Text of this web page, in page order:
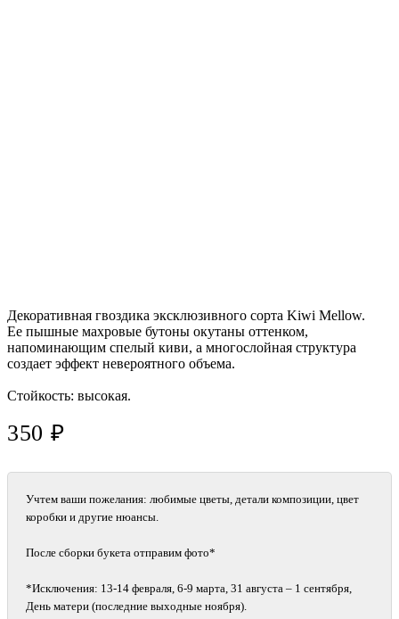
Декоративная гвоздика эксклюзивного сорта Kiwi Mellow.
Ее пышные махровые бутоны окутаны оттенком,
напоминающим спелый киви, а многослойная структура
создает эффект невероятного объема.
Стойкость: высокая.
350 ₽
Учтем ваши пожелания: любимые цветы, детали композиции, цвет
коробки и другие нюансы.
После сборки букета отправим фото*
*Исключения: 13‑14 февраля, 6‑9 марта, 31 августа – 1 сентября,
День матери (последние выходные ноября).